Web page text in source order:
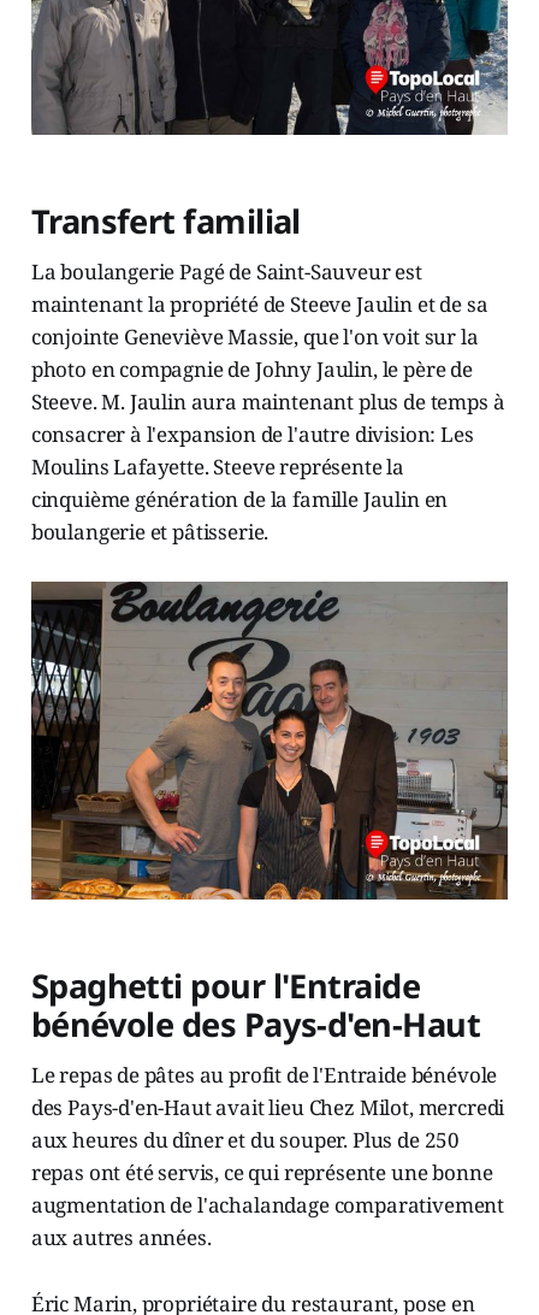
Transfert familial
La boulangerie Pagé de Saint-Sauveur est
maintenant la propriété de Steeve Jaulin et de sa
conjointe Geneviève Massie, que l'on voit sur la
photo en compagnie de Johny Jaulin, le père de
Steeve. M. Jaulin aura maintenant plus de temps à
consacrer à l'expansion de l'autre division: Les
Moulins Lafayette. Steeve représente la
cinquième génération de la famille Jaulin en
boulangerie et pâtisserie.
Spaghetti pour l'Entraide
bénévole des Pays-d'en-Haut
Le repas de pâtes au profit de l'Entraide bénévole
des Pays-d'en-Haut avait lieu Chez Milot, mercredi
aux heures du dîner et du souper. Plus de 250
repas ont été servis, ce qui représente une bonne
augmentation de l'achalandage comparativement
aux autres années.
Éric Marin, propriétaire du restaurant, pose en